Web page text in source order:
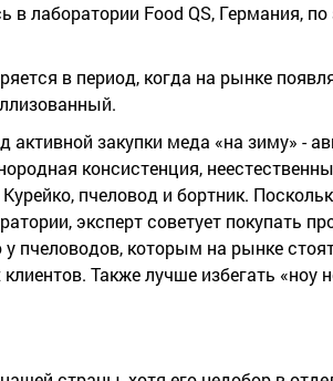
Food QS, Германия, по
в период, когда на рынке
закупки меда «на зиму» -
консистенция,
пчеловод и бортник.
эксперт советует покупать
которым на рынке
Также лучше избегать «ноу